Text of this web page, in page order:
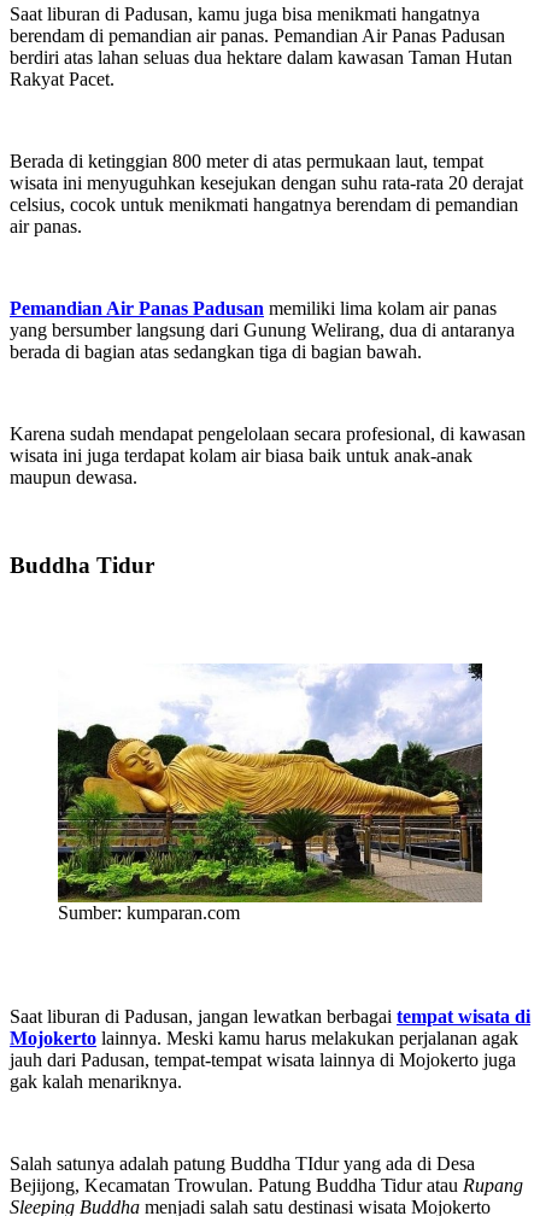
Saat liburan di Padusan, kamu juga bisa menikmati hangatnya
berendam di pemandian air panas. Pemandian Air Panas Padusan
berdiri atas lahan seluas dua hektare dalam kawasan Taman Hutan
Rakyat Pacet.
Berada di ketinggian 800 meter di atas permukaan laut, tempat
wisata ini menyuguhkan kesejukan dengan suhu rata-rata 20 derajat
celsius, cocok untuk menikmati hangatnya berendam di pemandian
air panas.
Pemandian Air Panas Padusan memiliki lima kolam air panas
yang bersumber langsung dari Gunung Welirang, dua di antaranya
berada di bagian atas sedangkan tiga di bagian bawah.
Karena sudah mendapat pengelolaan secara profesional, di kawasan
wisata ini juga terdapat kolam air biasa baik untuk anak-anak
maupun dewasa.
Buddha Tidur
Sumber: kumparan.com
Saat liburan di Padusan, jangan lewatkan berbagai tempat wisata di
Mojokerto lainnya. Meski kamu harus melakukan perjalanan agak
jauh dari Padusan, tempat-tempat wisata lainnya di Mojokerto juga
gak kalah menariknya.
Salah satunya adalah patung Buddha TIdur yang ada di Desa
Bejijong, Kecamatan Trowulan. Patung Buddha Tidur atau Rupang
Sleeping Buddha menjadi salah satu destinasi wisata Mojokerto